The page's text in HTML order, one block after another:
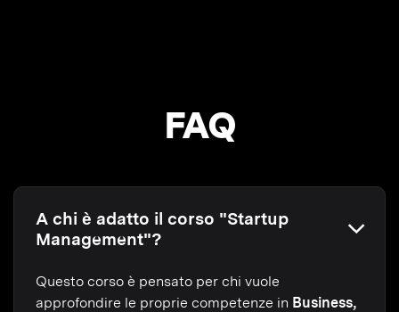
FAQ
A chi è adatto il corso "Startup
Management"?
Questo corso è pensato per chi vuole
approfondire le proprie competenze in Business,